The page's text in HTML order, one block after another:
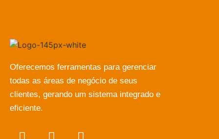
Oferecemos ferramentas para gerenciar
todas as áreas de negócio de seus
clientes, gerando um sistema integrado e
eficiente.